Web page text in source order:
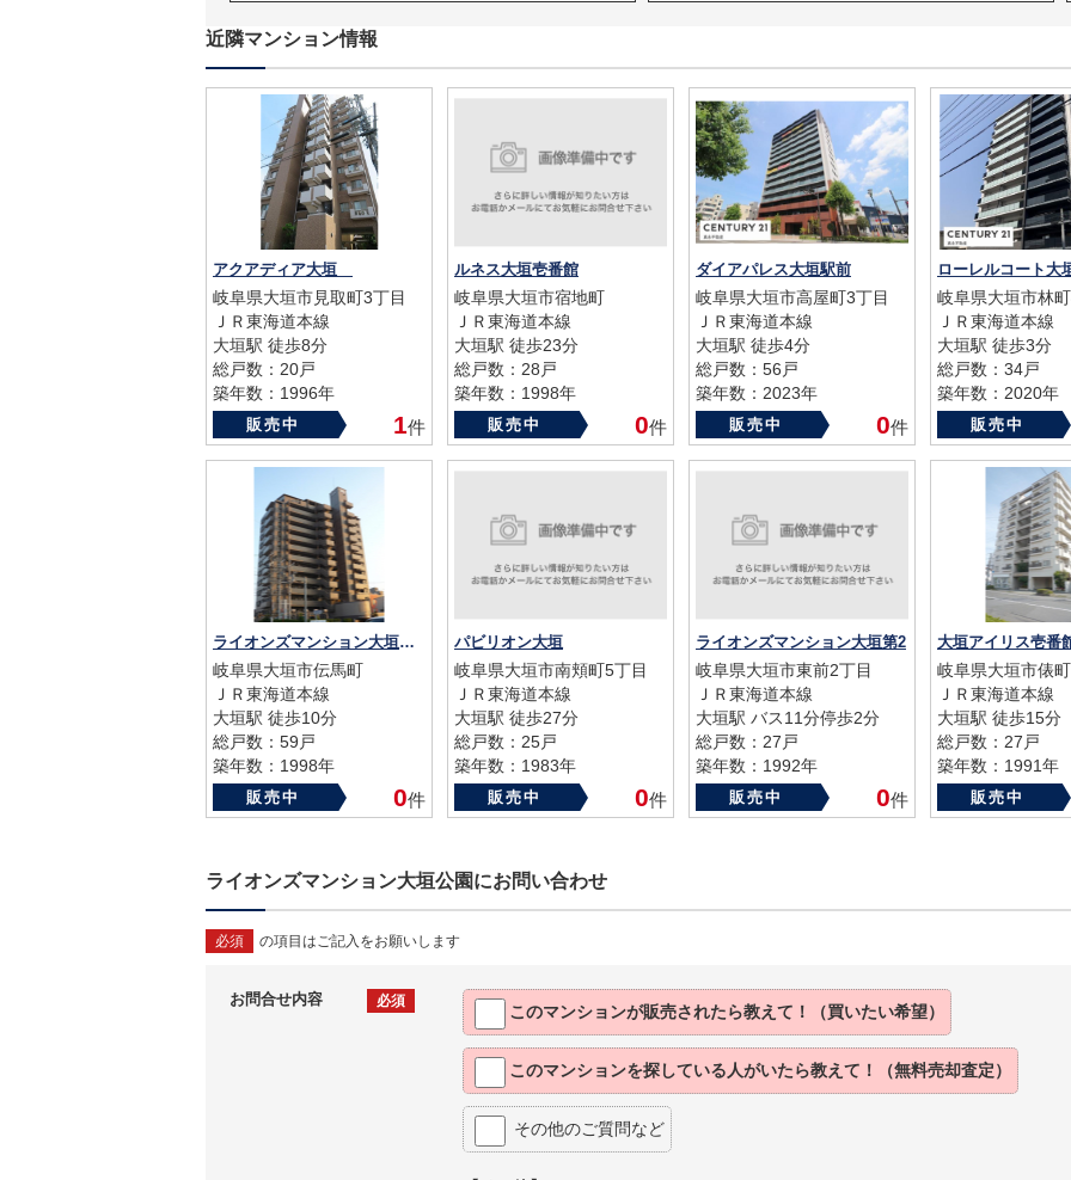
近隣マンション情報
アクアディア大垣
岐阜県大垣市見取町3丁目
ＪＲ東海道本線
大垣駅 徒歩8分
総戸数：20戸
築年数：1996年
販売中 1件
ルネス大垣壱番館
岐阜県大垣市宿地町
ＪＲ東海道本線
大垣駅 徒歩23分
総戸数：28戸
築年数：1998年
販売中 0件
ダイアパレス大垣駅前
岐阜県大垣市高屋町3丁目
ＪＲ東海道本線
大垣駅 徒歩4分
総戸数：56戸
築年数：2023年
販売中 0件
ローレルコート大
岐阜県大垣市林
ＪＲ東海道本線
大垣駅 徒歩3分
総戸数：34戸
築年数：2020年
販売中
ライオンズマンション大垣伝馬町
岐阜県大垣市伝馬町
ＪＲ東海道本線
大垣駅 徒歩10分
総戸数：59戸
築年数：1998年
販売中 0件
パビリオン大垣
岐阜県大垣市南頬町5丁目
ＪＲ東海道本線
大垣駅 徒歩27分
総戸数：25戸
築年数：1983年
販売中 0件
ライオンズマンション大垣第2
岐阜県大垣市東前2丁目
ＪＲ東海道本線
大垣駅 バス11分停歩2分
総戸数：27戸
築年数：1992年
販売中 0件
大垣アイリス壱番
岐阜県大垣市俵町
ＪＲ東海道本線
大垣駅 徒歩15分
総戸数：27戸
築年数：1991年
販売中
ライオンズマンション大垣公園にお問い合わせ
必須 の項目はご記入をお願いします
お問合せ内容 必須
このマンションが販売されたら教えて！（買いたい希望）
このマンションを探している人がいたら教えて！（無料売却査定）
その他のご質問など